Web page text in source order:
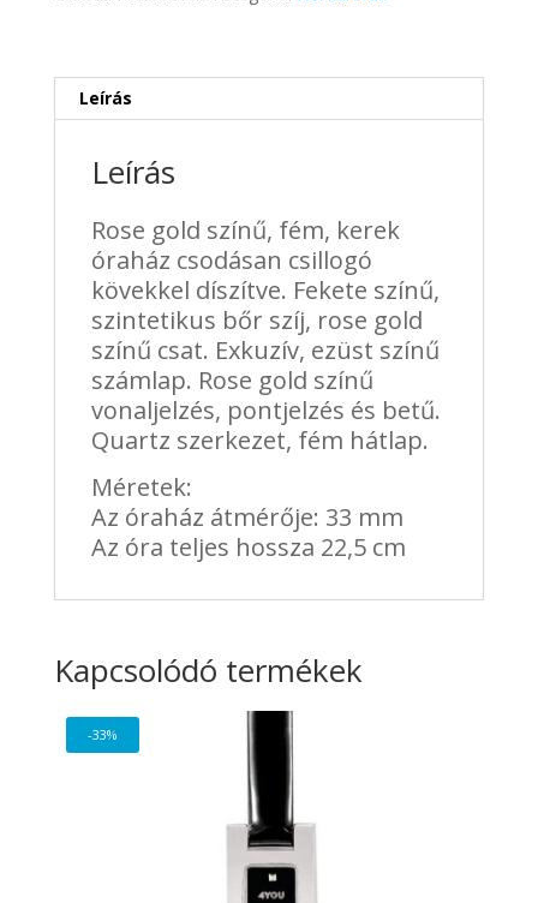
fekete
mennyiség
Leírás
Leírás
Rose gold színű, fém, kerek
óraház csodásan csillogó
kövekkel díszítve. Fekete színű,
szintetikus bőr szíj, rose gold
színű csat. Exkuzív, ezüst színű
számlap. Rose gold színű
vonaljelzés, pontjelzés és betű.
Quartz szerkezet, fém hátlap.
Méretek:
Az óraház átmérője: 33 mm
Az óra teljes hossza 22,5 cm
Kapcsolódó termékek
-33%